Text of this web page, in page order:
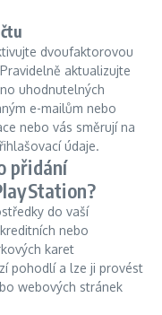
dvoufaktorovou
aktualizujte
uhodnutelných
e-mailům nebo
nebo vás směrují na
údaje.
přidání
do vaší
nebo
karet
pohodlí a lze ji provést
webových stránek